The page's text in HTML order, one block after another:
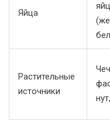
Яйца
Растительные
источники